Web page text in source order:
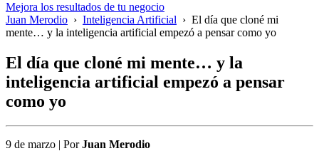
Mejora los resultados de tu negocio
Juan Merodio › Inteligencia Artificial › El día que cloné mi
mente… y la inteligencia artificial empezó a pensar como yo
El día que cloné mi mente… y la
inteligencia artificial empezó a pensar
como yo
9 de marzo | PorJuan Merodio